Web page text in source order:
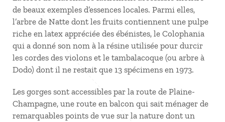
de beaux exemples d’essences locales. Parmi elles,
l’arbre de Natte dont les fruits contiennent une pulpe
riche en latex appréciée des ébénistes, le Colophania
qui a donné son nom à la résine utilisée pour durcir
les cordes des violons et le tambalacoque (ou arbre à
Dodo) dont il ne restait que 13 spécimens en 1973.
Les gorges sont accessibles par la route de Plaine-
Champagne, une route en balcon qui sait ménager de
remarquables points de vue sur la nature dont un